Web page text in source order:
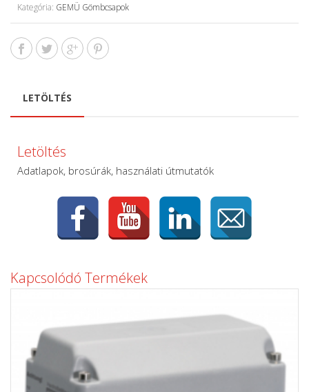
Kategória: GEMÜ Gömbcsapok
LETÖLTÉS
Letöltés
Adatlapok, brosúrák, használati útmutatók
Kapcsolódó Termékek